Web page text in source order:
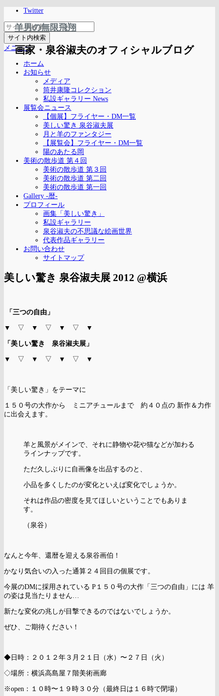
羊男の無限飛翔
画家・泉谷淑夫のオフィシャルブログ
Twitter
メニュー
ホーム
お知らせ
メディア
筒井康隆コレクション
私設ギャラリー News
展覧会ニュース
【個展】フライヤー・DM一覧
美しい驚き 泉谷淑夫展
月と羊のファンタジー
【展覧会】フライヤー・DM一覧
陽のあたる岡
美術の散歩道 第４回
美術の散歩道 第３回
美術の散歩道 第二回
美術の散歩道 第一回
Gallery -暦-
プロフィール
画集「美しい驚き」
私設ギャラリー
泉谷淑夫の不思議な絵画世界
代表作品ギャラリー
お問い合わせ
サイトマップ
美しい驚き 泉谷淑夫展 2012 @横浜
「三つの自由」
▼ ▽ ▼ ▽ ▼ ▽ ▼
「美しい驚き 泉谷淑夫展」
▼ ▽ ▼ ▽ ▼ ▽ ▼
「美しい驚き」をテーマに
１５０号の大作から ミニアチュールまで 約４０点の 新作＆力作
に出会えます。
羊と風景がメインで、それに静物や花や猫などが加わる
ラインナップです。
ただ久しぶりに自画像を出品するのと、
小品を多くしたのが変化といえば変化でしょうか。
それは作品の密度を見てほしいということでもありま
す。
（泉谷）
なんと今年、還暦を迎える泉谷画伯！
かなり気合いの入った通算２４回目の個展です。
今展のDMに採用されている P１５０号の大作「三つの自由」には 羊
の姿は見当たりません…
新たな変化の兆しが目撃できるのではないでしょうか。
ぜひ、ご期待ください！
◆日時：２０１２年３月２１日（水）〜２７日（火）
◇場所：横浜高島屋７階美術画廊
※open：１０時〜１９時３０分（最終日は１６時で閉場）